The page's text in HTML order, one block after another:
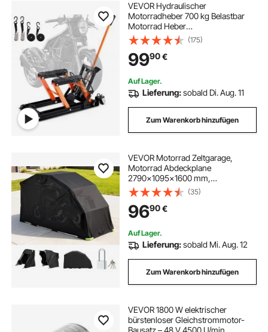
VEVOR Hydraulischer
Motorradheber 700 kg Belastbar
Motorrad Heber
Motorradhebebühne Montagebock
Motorrad, Einstellbare 120-385 mm
Montagebock Motorradlift,
Motoständer in Garage &
Außenbereichen
(175)
9990€
Auf Lager.
Lieferung:sobald Di. Aug. 11
Zum Warenkorb hinzufügen
VEVOR Motorrad Zeltgarage,
Motorrad Abdeckplane
2790x1095x1600 mm,
Motorradgarage mit
Sicherheitsschloss, 600D Oxford-
Klappzelt, Allwetter-
Motorradabdeckung mit
Belüftungsfenstern, Schwarz
(35)
9690€
Auf Lager.
Lieferung:sobald Mi. Aug. 12
Zum Warenkorb hinzufügen
VEVOR 1800 W elektrischer
bürstenloser Gleichstrommotor-